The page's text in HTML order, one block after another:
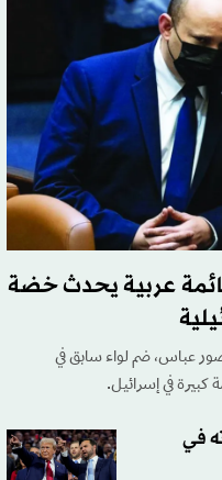
عربية يحدث خضة
عباس، ضم لواء سابق في
كبيرة في إسرائيل.
في